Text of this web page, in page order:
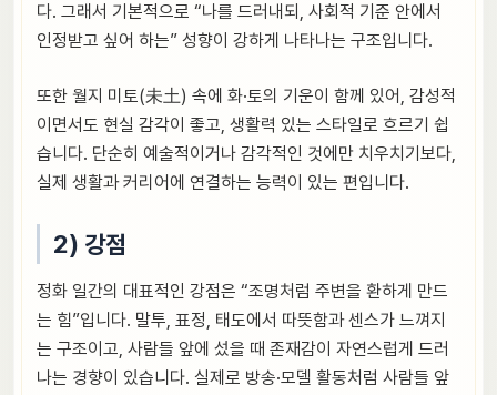
다. 그래서 기본적으로 “나를 드러내되, 사회적 기준 안에서
인정받고 싶어 하는” 성향이 강하게 나타나는 구조입니다.
또한 월지 미토(未土) 속에 화·토의 기운이 함께 있어, 감성적
이면서도 현실 감각이 좋고, 생활력 있는 스타일로 흐르기 쉽
습니다. 단순히 예술적이거나 감각적인 것에만 치우치기보다,
실제 생활과 커리어에 연결하는 능력이 있는 편입니다.
2) 강점
정화 일간의 대표적인 강점은 “조명처럼 주변을 환하게 만드
는 힘”입니다. 말투, 표정, 태도에서 따뜻함과 센스가 느껴지
는 구조이고, 사람들 앞에 섰을 때 존재감이 자연스럽게 드러
나는 경향이 있습니다. 실제로 방송·모델 활동처럼 사람들 앞